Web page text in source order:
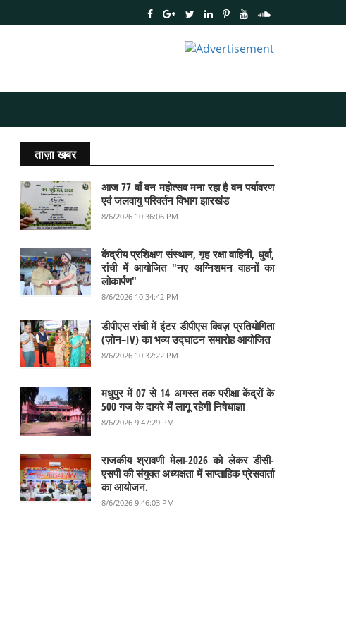
ताज़ा खबर
आज 77 वाँ वन महोत्सव मना रहा है वन पर्यावरण
एवं जलवायु परिवर्तन विभाग झारखंड
8/6/2026 10:36:06 PM
केंद्रीय प्रशिक्षण संस्थान, गृह रक्षा वाहिनी, धुर्वा,
रांची में आयोजित "नए अग्निशमन वाहनों का
लोकार्पण"
8/6/2026 10:34:42 PM
डीपीएस रांची में इंटर डीपीएस क्विज़ प्रतियोगिता
(ज़ोन–IV) का भव्य उद्घाटन समारोह आयोजित
8/6/2026 10:32:22 PM
मधुपुर में 07 से 14 अगस्त तक परीक्षा केंद्रों के
500 गज के दायरे में लागू रहेगी निषेधाज्ञा
8/6/2026 9:47:29 PM
राजकीय श्रावणी मेला-2026 को लेकर डीसी-
एसपी की संयुक्त अध्यक्षता में साप्ताहिक प्रेसवार्ता
का आयोजन.
8/6/2026 9:46:03 PM